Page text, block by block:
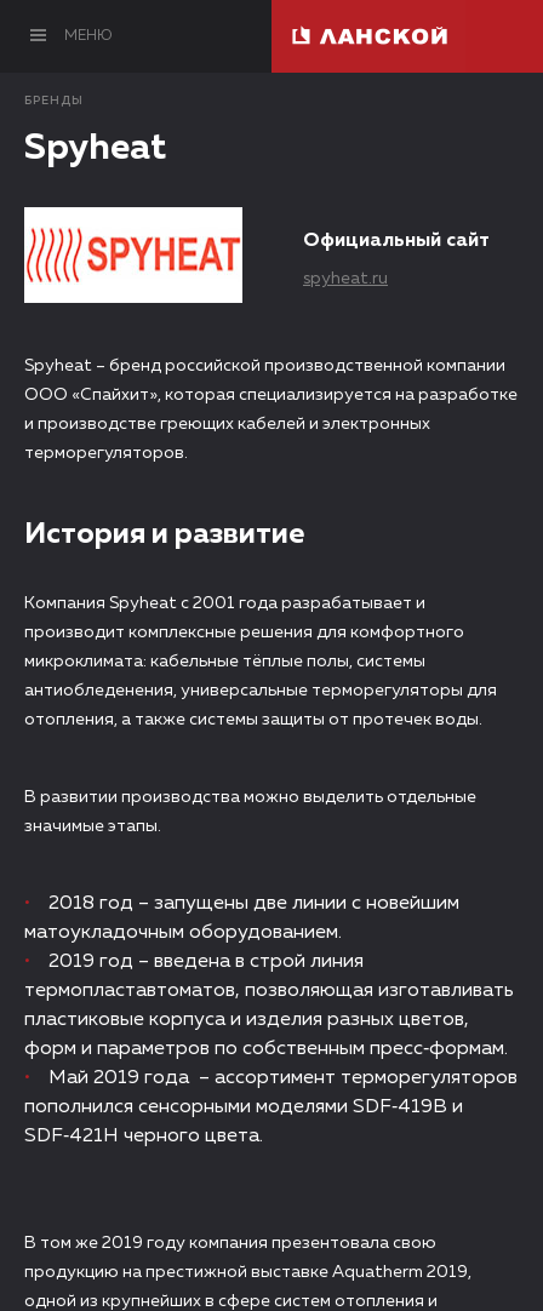
МЕНЮ
БРЕНДЫ
Spyheat
Официальный сайт
spyheat.ru
Spyheat – бренд российской производственной компании
ООО «Спайхит», которая специализируется на разработке
и производстве греющих кабелей и электронных
терморегуляторов.
История и развитие
Компания Spyheat с 2001 года разрабатывает и
производит комплексные решения для комфортного
микроклимата: кабельные тёплые полы, системы
антиобледенения, универсальные терморегуляторы для
отопления, а также системы защиты от протечек воды.
В развитии производства можно выделить отдельные
значимые этапы.
2018 год – запущены две линии с новейшим
матоукладочным оборудованием.
2019 год – введена в строй линия
термопластавтоматов, позволяющая изготавливать
пластиковые корпуса и изделия разных цветов,
форм и параметров по собственным пресс‑формам.
Май 2019 года – ассортимент терморегуляторов
пополнился сенсорными моделями SDF‑419B и
SDF‑421H черного цвета.
В том же 2019 году компания презентовала свою
продукцию на престижной выставке Aquatherm 2019,
одной из крупнейших в сфере систем отопления и